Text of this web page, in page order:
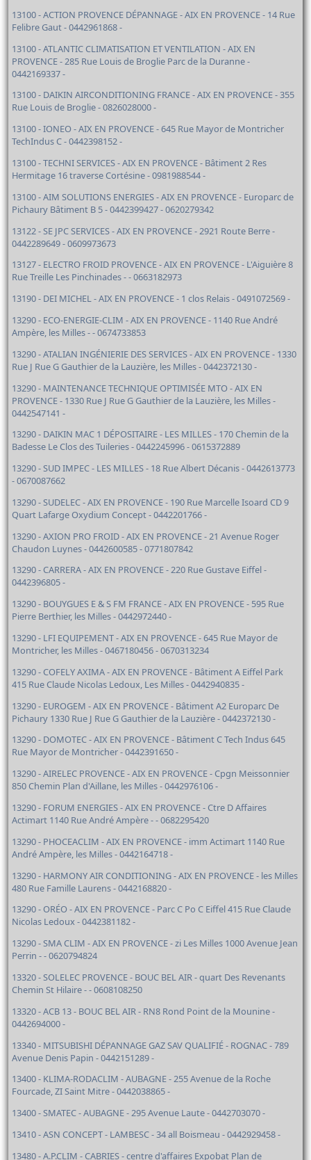
13100 - ACTION PROVENCE DÉPANNAGE - AIX EN PROVENCE - 14 Rue
Felibre Gaut - 0442961868 -
13100 - ATLANTIC CLIMATISATION ET VENTILATION - AIX EN
PROVENCE - 285 Rue Louis de Broglie Parc de la Duranne -
0442169337 -
13100 - DAIKIN AIRCONDITIONING FRANCE - AIX EN PROVENCE - 355
Rue Louis de Broglie - 0826028000 -
13100 - IONEO - AIX EN PROVENCE - 645 Rue Mayor de Montricher
TechIndus C - 0442398152 -
13100 - TECHNI SERVICES - AIX EN PROVENCE - Bâtiment 2 Res
Hermitage 16 traverse Cortésine - 0981988544 -
13100 - AIM SOLUTIONS ENERGIES - AIX EN PROVENCE - Europarc de
Pichaury Bâtiment B 5 - 0442399427 - 0620279342
13122 - SE JPC SERVICES - AIX EN PROVENCE - 2921 Route Berre -
0442289649 - 0609973673
13127 - ELECTRO FROID PROVENCE - AIX EN PROVENCE - L'Aiguière 8
Rue Treille Les Pinchinades - - 0663182973
13190 - DEI MICHEL - AIX EN PROVENCE - 1 clos Relais - 0491072569 -
13290 - ECO-ENERGIE-CLIM - AIX EN PROVENCE - 1140 Rue André
Ampère, les Milles - - 0674733853
13290 - ATALIAN INGÉNIERIE DES SERVICES - AIX EN PROVENCE - 1330
Rue J Rue G Gauthier de la Lauzière, les Milles - 0442372130 -
13290 - MAINTENANCE TECHNIQUE OPTIMISÉE MTO - AIX EN
PROVENCE - 1330 Rue J Rue G Gauthier de la Lauzière, les Milles -
0442547141 -
13290 - DAIKIN MAC 1 DÉPOSITAIRE - LES MILLES - 170 Chemin de la
Badesse Le Clos des Tuileries - 0442245996 - 0615372889
13290 - SUD IMPEC - LES MILLES - 18 Rue Albert Décanis - 0442613773
- 0670087662
13290 - SUDELEC - AIX EN PROVENCE - 190 Rue Marcelle Isoard CD 9
Quart Lafarge Oxydium Concept - 0442201766 -
13290 - AXION PRO FROID - AIX EN PROVENCE - 21 Avenue Roger
Chaudon Luynes - 0442600585 - 0771807842
13290 - CARRERA - AIX EN PROVENCE - 220 Rue Gustave Eiffel -
0442396805 -
13290 - BOUYGUES E & S FM FRANCE - AIX EN PROVENCE - 595 Rue
Pierre Berthier, les Milles - 0442972440 -
13290 - LFI EQUIPEMENT - AIX EN PROVENCE - 645 Rue Mayor de
Montricher, les Milles - 0467180456 - 0670313234
13290 - COFELY AXIMA - AIX EN PROVENCE - Bâtiment A Eiffel Park
415 Rue Claude Nicolas Ledoux, Les Milles - 0442940835 -
13290 - EUROGEM - AIX EN PROVENCE - Bâtiment A2 Europarc De
Pichaury 1330 Rue J Rue G Gauthier de la Lauzière - 0442372130 -
13290 - DOMOTEC - AIX EN PROVENCE - Bâtiment C Tech Indus 645
Rue Mayor de Montricher - 0442391650 -
13290 - AIRELEC PROVENCE - AIX EN PROVENCE - Cpgn Meissonnier
850 Chemin Plan d'Aillane, les Milles - 0442976106 -
13290 - FORUM ENERGIES - AIX EN PROVENCE - Ctre D Affaires
Actimart 1140 Rue André Ampère - - 0682295420
13290 - PHOCEACLIM - AIX EN PROVENCE - imm Actimart 1140 Rue
André Ampère, les Milles - 0442164718 -
13290 - HARMONY AIR CONDITIONING - AIX EN PROVENCE - les Milles
480 Rue Famille Laurens - 0442168820 -
13290 - ORÉO - AIX EN PROVENCE - Parc C Po C Eiffel 415 Rue Claude
Nicolas Ledoux - 0442381182 -
13290 - SMA CLIM - AIX EN PROVENCE - zi Les Milles 1000 Avenue Jean
Perrin - - 0620794824
13320 - SOLELEC PROVENCE - BOUC BEL AIR - quart Des Revenants
Chemin St Hilaire - - 0608108250
13320 - ACB 13 - BOUC BEL AIR - RN8 Rond Point de la Mounine -
0442694000 -
13340 - MITSUBISHI DÉPANNAGE GAZ SAV QUALIFIÉ - ROGNAC - 789
Avenue Denis Papin - 0442151289 -
13400 - KLIMA-RODACLIM - AUBAGNE - 255 Avenue de la Roche
Fourcade, ZI Saint Mitre - 0442038865 -
13400 - SMATEC - AUBAGNE - 295 Avenue Laute - 0442703070 -
13410 - ASN CONCEPT - LAMBESC - 34 all Boismeau - 0442929458 -
13480 - A.P.CLIM - CABRIES - centre d'affaires Expobat Plan de